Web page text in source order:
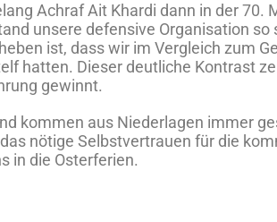
Achraf Ait Khardi dann in der
unsere defensive Organisation
ist, dass wir im Vergleich zum
hatten. Dieser deutliche Kontrast
gewinnt.
kommen aus Niederlagen immer
nötige Selbstvertrauen für die
in die Osterferien.